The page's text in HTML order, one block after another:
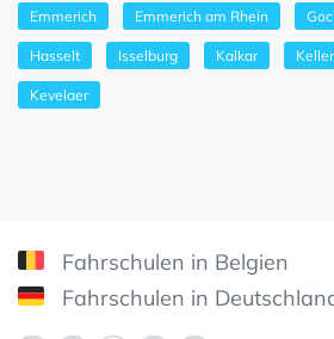
Emmerich Emmerich am Rhein
Hasselt Isselburg Kalkar
Kevelaer
Fahrschulen in Belgien
Fahrschulen in